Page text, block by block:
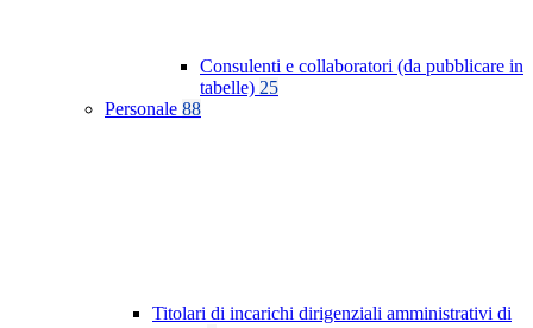
Consulenti e collaboratori (da pubblicare in
tabelle) 25
Personale 88
Titolari di incarichi dirigenziali amministrativi di